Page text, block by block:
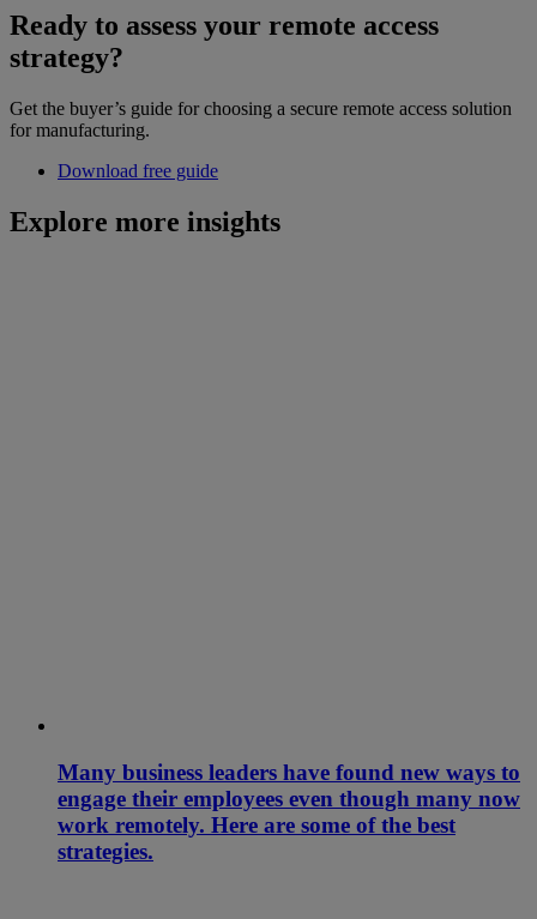
Ready to assess your remote access
strategy?
Get the buyer’s guide for choosing a secure remote access solution
for manufacturing.
Download free guide
Explore more insights
Many business leaders have found new ways to
engage their employees even though many now
work remotely. Here are some of the best
strategies.